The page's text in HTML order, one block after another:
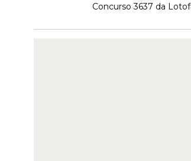
Concurso 3637 da